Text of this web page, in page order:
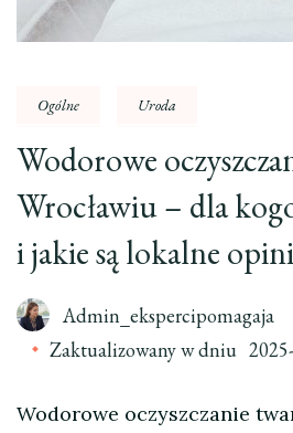
Ogólne Uroda
Wodorowe
Wrocławiu – dla
i jakie są lokalne
Admin_ekspercipomagaja
Zaktualizowany w dniu
Wodorowe oczyszczanie